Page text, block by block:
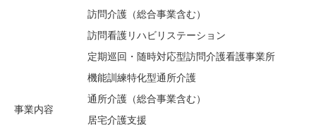
事業内容
訪問介護（総合事業含む）
訪問看護リハビリステーション
定期巡回・随時対応型訪問介護看護事業所
機能訓練特化型通所介護
通所介護（総合事業含む）
居宅介護支援